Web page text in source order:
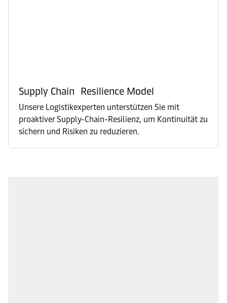
Supply Chain Resilience Model
Unsere Logistikexperten unterstützen Sie mit
proaktiver Supply-Chain-Resilienz, um Kontinuität zu
sichern und Risiken zu reduzieren.